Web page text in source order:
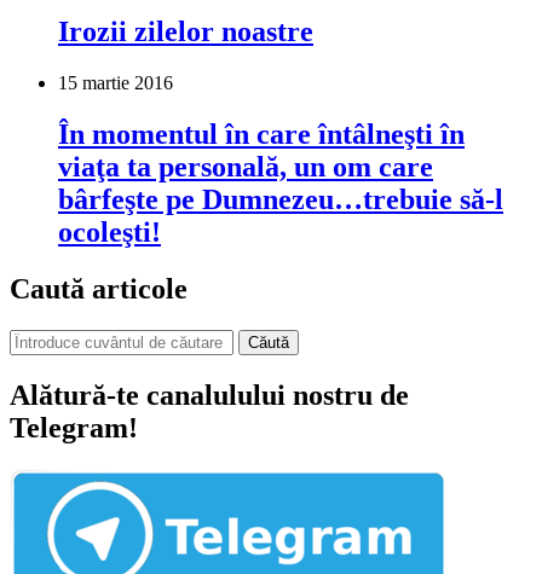
Irozii zilelor noastre
15 martie 2016
În momentul în care întâlneşti în
viaţa ta personală, un om care
bârfeşte pe Dumnezeu…trebuie să-l
ocoleşti!
Caută articole
Căută
Alătură-te canalulului nostru de
Telegram!